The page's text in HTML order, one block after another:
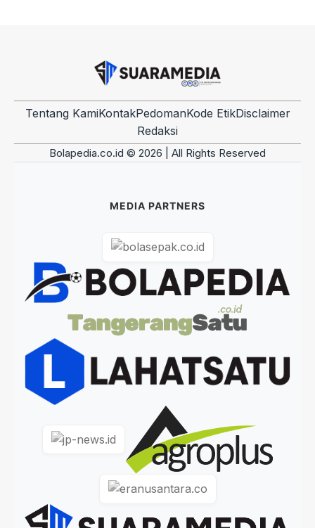
Tentang KamiKontakPedomanKode EtikDisclaimer
Redaksi
Bolapedia.co.id © 2026 | All Rights Reserved
MEDIA PARTNERS